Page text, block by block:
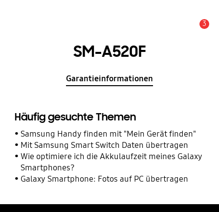
3
SM-A520F
Garantieinformationen
Häufig gesuchte Themen
Samsung Handy finden mit "Mein Gerät finden"
Mit Samsung Smart Switch Daten übertragen
Wie optimiere ich die Akkulaufzeit meines Galaxy
Smartphones?
Galaxy Smartphone: Fotos auf PC übertragen